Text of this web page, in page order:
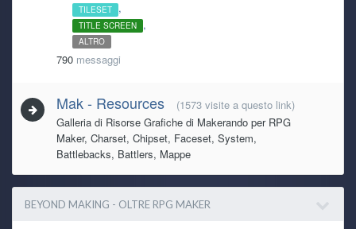
TILESET
TITLE SCREEN
ALTRO
790 messaggi
Mak - Resources
(1573 visite a questo link)
Galleria di Risorse Grafiche di Makerando per RPG
Maker, Charset, Chipset, Faceset, System,
Battlebacks, Battlers, Mappe
BEYOND MAKING - OLTRE RPG MAKER